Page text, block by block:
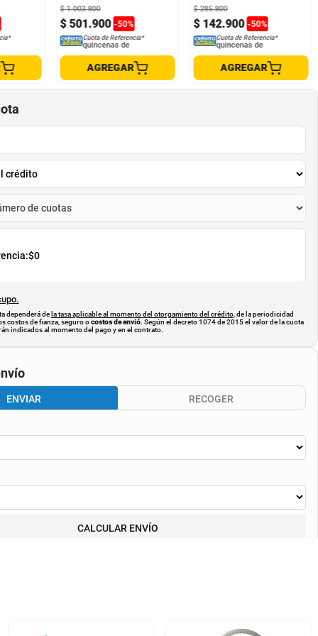
$ 501.900 -50%
$ 1.003.800
Cuota de Referencia*
quincenas de
AGREGAR
$ 142.900 -50%
$ 285.800
Cuota de Referencia*
quincenas de
AGREGAR
$0
dependerá de la tasa aplicable al momento del otorgamiento del crédito, de la periodicidad
costos de fianza, seguro ocostos de envió. Según el decreto 1074 de 2015 el valor de la cuota
indicados al momento del pago y en el contrato.
ENVIAR RECOGER
CALCULAR ENVÍO